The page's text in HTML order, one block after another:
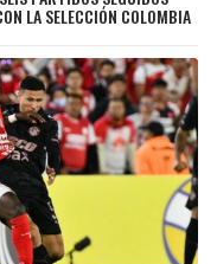
LA SELECCIÓN COLOMBIA